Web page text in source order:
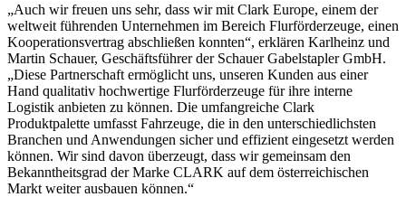
„Auch wir freuen uns sehr, dass wir mit Clark Europe, einem der
weltweit führenden Unternehmen im Bereich Flurförderzeuge, einen
Kooperationsvertrag abschließen konnten“, erklären Karlheinz und
Martin Schauer, Geschäftsführer der Schauer Gabelstapler GmbH.
„Diese Partnerschaft ermöglicht uns, unseren Kunden aus einer
Hand qualitativ hochwertige Flurförderzeuge für ihre interne
Logistik anbieten zu können. Die umfangreiche Clark
Produktpalette umfasst Fahrzeuge, die in den unterschiedlichsten
Branchen und Anwendungen sicher und effizient eingesetzt werden
können. Wir sind davon überzeugt, dass wir gemeinsam den
Bekanntheitsgrad der Marke CLARK auf dem österreichischen
Markt weiter ausbauen können.“